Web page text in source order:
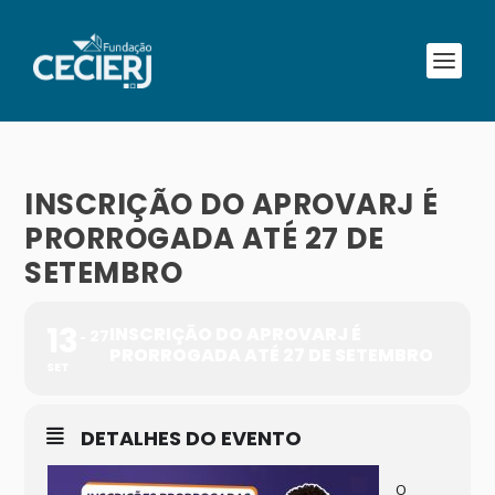
INSCRIÇÃO DO APROVARJ É
PRORROGADA ATÉ 27 DE
SETEMBRO
DETALHES DO EVENTO
O